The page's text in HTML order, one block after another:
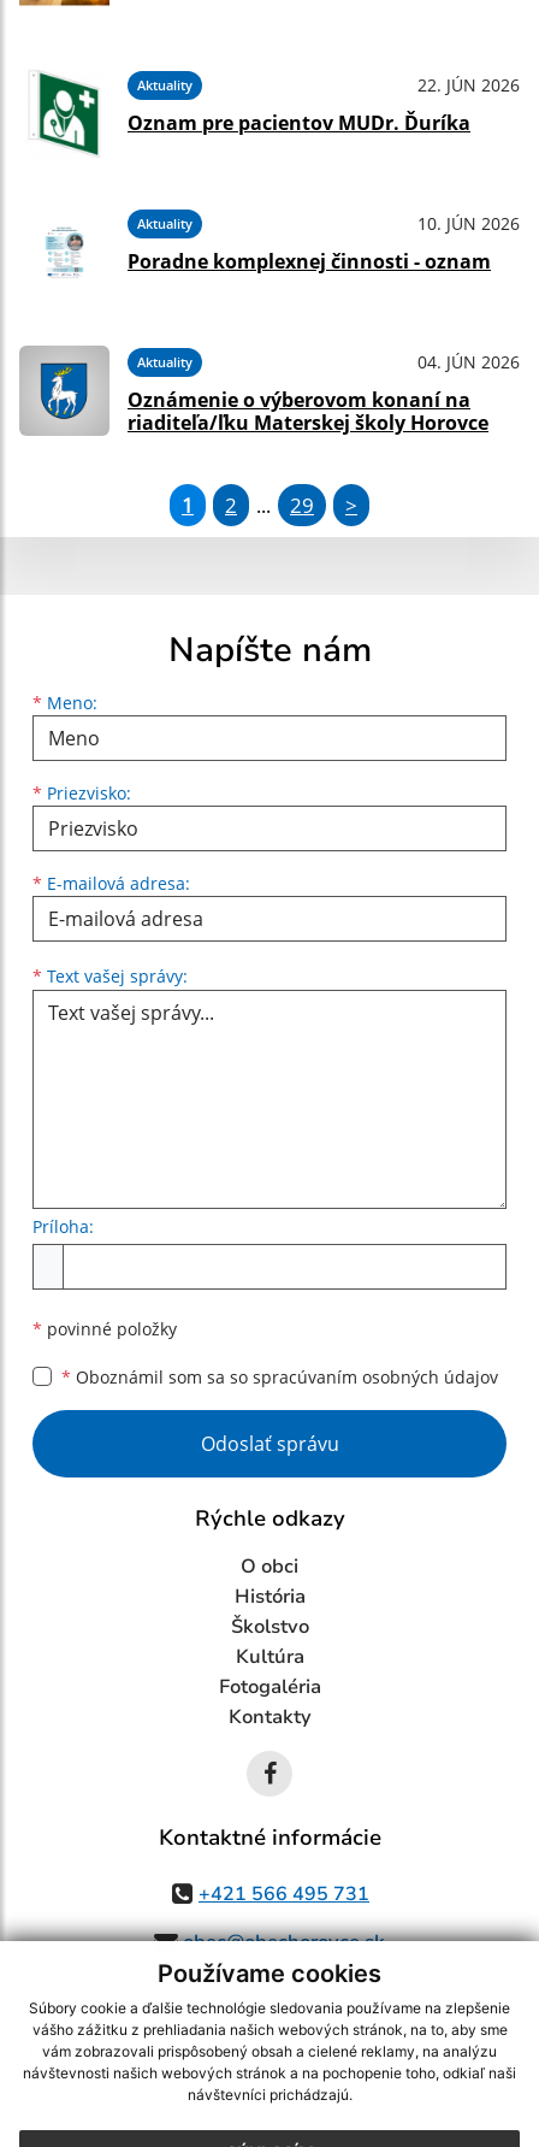
Používame cookies
Súbory cookie a ďalšie technológie sledovania používame na zlepšenie
vášho zážitku z prehliadania našich webových stránok, na to, aby sme
vám zobrazovali prispôsobený obsah a cielené reklamy, na analýzu
návštevnosti našich webových stránok a na pochopenie toho, odkiaľ naši
návštevníci prichádzajú.
Aktuality 22. JÚN 2026
Oznam pre pacientov MUDr. Ďuríka
Aktuality 10. JÚN 2026
Poradne komplexnej činnosti - oznam
Aktuality 04. JÚN 2026
Oznámenie o výberovom konaní na
riaditeľa/ľku Materskej školy Horovce
1 2 ... 29 >
Napíšte nám
* Meno:
Meno
* Priezvisko:
Priezvisko
* E-mailová adresa:
E-mailová adresa
* Text vašej správy:
Príloha:
* povinné položky
* Oboznámil som sa so spracúvaním osobných údajov
Google reCaptcha Response
Odoslať správu
Rýchle odkazy
O obci
História
Školstvo
Kultúra
Fotogaléria
Kontakty
Kontaktné informácie
+421 566 495 731
obec@obechorovce.sk
využite možnosť získavania aktuálnych informácií s využitím RSS
CMS systém (redakčný) systém ECHELON 2,Mapa stránok,web portál
webex.digital, s.r.o.,domény,registrácia domény